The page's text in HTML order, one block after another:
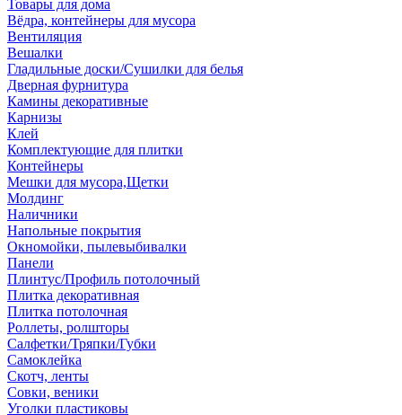
Товары для дома
Вёдра, контейнеры для мусора
Вентиляция
Вешалки
Гладильные доски/Сушилки для белья
Дверная фурнитура
Камины декоративные
Карнизы
Клей
Комплектующие для плитки
Контейнеры
Мешки для мусора,Щетки
Молдинг
Наличники
Напольные покрытия
Окномойки, пылевыбивалки
Панели
Плинтус/Профиль потолочный
Плитка декоративная
Плитка потолочная
Роллеты, ролшторы
Салфетки/Тряпки/Губки
Самоклейка
Скотч, ленты
Совки, веники
Уголки пластиковы